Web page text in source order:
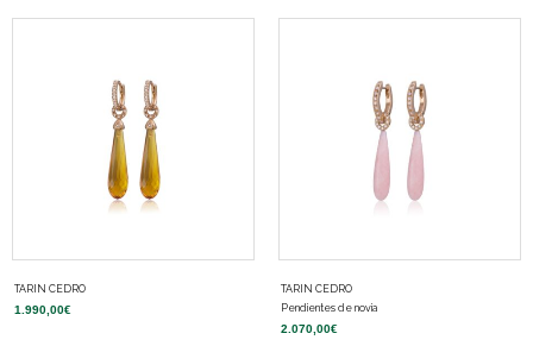
TARIN CEDRO
1.990,00€
TARIN CEDRO
Pendientes de novia
2.070,00€